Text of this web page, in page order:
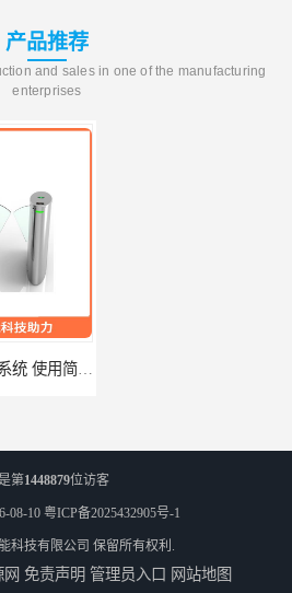
产品推荐
and sales in one of the manufacturing
enterprises
河源门禁人脸识别系统 使用简单方便 无需人工干预
第1448879位访客
08-10 粤ICP备2025432905号-1
科技有限公司 保留所有权利.
网 免责声明 管理员入口 网站地图